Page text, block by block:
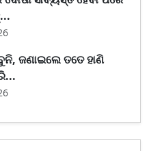
ଜଣାଇଲେ ତତେ ହାଣି